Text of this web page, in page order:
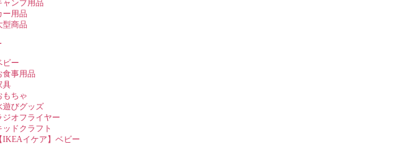
ャンプ用品
ー用品
型商品
ビー
食事用品
具
もちゃ
遊びグッズ
ジオフライヤー
ッドクラフト
【IKEAイケア】ベビー